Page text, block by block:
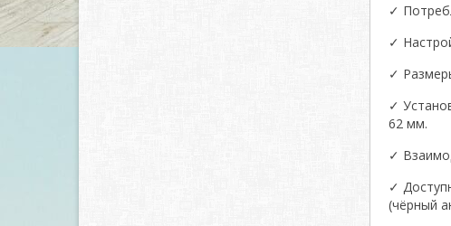
✓
✓
✓
✓
62 мм.
✓
✓
(чёрный